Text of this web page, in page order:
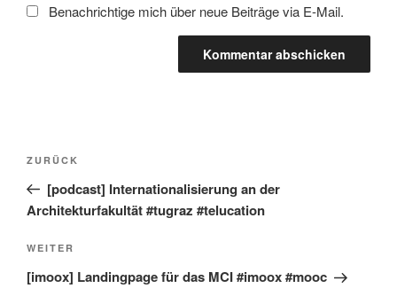
Benachrichtige mich über neue Beiträge via E-Mail.
Beitragsnavigation
Vorheriger
Beitrag
ZURÜCK
[podcast] Internationalisierung an der
Architekturfakultät #tugraz #telucation
Nächster
Beitrag
WEITER
[imoox] Landingpage für das MCI #imoox #mooc